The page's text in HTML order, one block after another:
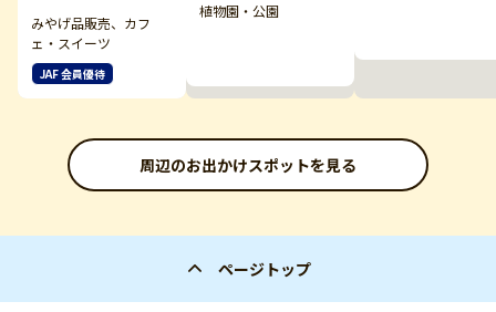
みやげ品販売、カフ
ェ・スイーツ
JAF 会員優待
植物園・公園
周辺のお出かけスポットを見る
ページトップ